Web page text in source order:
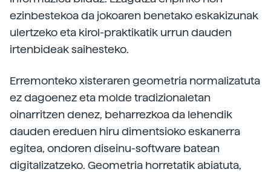
ezinbestekoa da jokoaren benetako eskakizunak
ulertzeko eta kirol-praktikatik urrun dauden
irtenbideak saihesteko.
Erremonteko xisteraren geometria normalizatuta
ez dagoenez eta molde tradizionaletan
oinarritzen denez, beharrezkoa da lehendik
dauden ereduen hiru dimentsioko eskanerra
egitea, ondoren diseinu-software batean
digitalizatzeko. Geometria horretatik abiatuta,